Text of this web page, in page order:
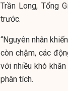
Trần Long, Tổng
trước.
“Nguyên nhân
còn chậm, các
với nhiều khó
phân tích.